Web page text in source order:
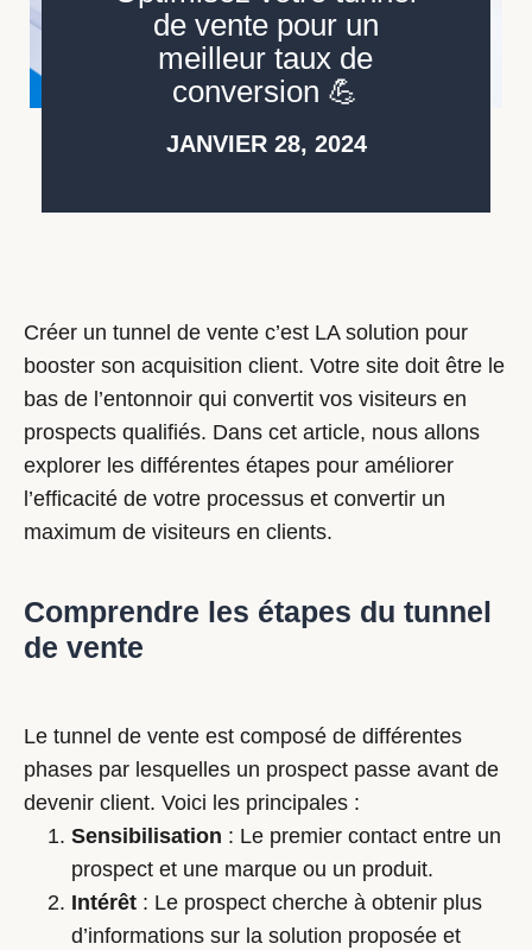
de vente pour un
meilleur taux de
conversion 💪
JANVIER 28, 2024
Créer un tunnel de vente c’est LA solution pour
booster son acquisition client. Votre site doit être le
bas de l’entonnoir qui convertit vos visiteurs en
prospects qualifiés. Dans cet article, nous allons
explorer les différentes étapes pour améliorer
l’efficacité de votre processus et convertir un
maximum de visiteurs en clients.
Comprendre les étapes du tunnel
de vente
Le tunnel de vente est composé de différentes
phases par lesquelles un prospect passe avant de
devenir client. Voici les principales :
Sensibilisation : Le premier contact entre un
prospect et une marque ou un produit.
Intérêt : Le prospect cherche à obtenir plus
d’informations sur la solution proposée et